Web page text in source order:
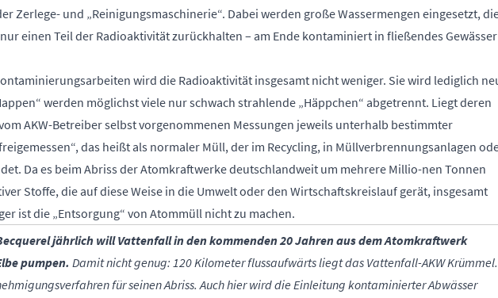
Zerlege- und „Reinigungsmaschinerie“. Dabei werden große Wassermengen eingesetzt,
einen Teil der Radioaktivität zurückhalten – am Ende kontaminiert in fließendes Gewässer
wird die Radioaktivität insgesamt nicht weniger. Sie wird lediglich
werden möglichst viele nur schwach strahlende „Häppchen“ abgetrennt. Liegt deren
AKW-Betreiber selbst vorgenommenen Messungen jeweils unterhalb bestimmter
das heißt als normaler Müll, der im Recycling, in Müllverbrennungsanlagen
Da es beim Abriss der Atomkraftwerke deutschlandweit um mehrere Millio-nen Tonnen
Stoffe, die auf diese Weise in die Umwelt oder den Wirtschaftskreislauf gerät, insgesamt
ist die „Entsorgung“ von Atommüll nicht zu machen.
jährlich will Vattenfall in den kommenden 20 Jahren aus dem Atomkraftwerk
pumpen. Damit nicht genug: 120 Kilometer flussaufwärts liegt das Vattenfall-AKW Krümmel.
für seinen Abriss. Auch hier wird die Einleitung kontaminierter Abwässer